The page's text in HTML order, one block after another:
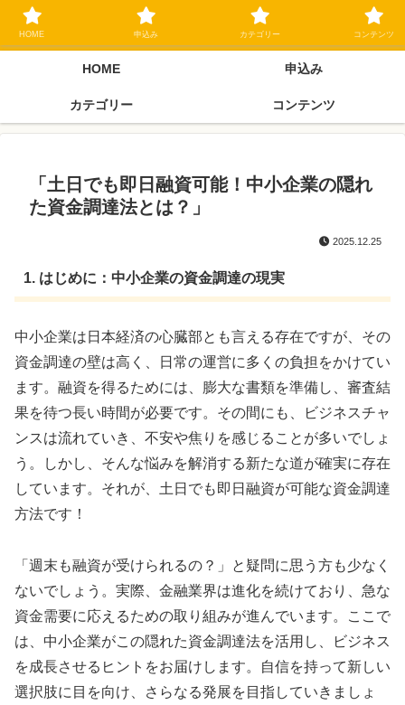
ブラックリスト長期延滞中でもOK 独自審査フリーローン 在籍確認なしの街
金クローネにご相談ください
HOME 申込み
カテゴリー コンテンツ
「土日でも即日融資可能！中小企業の隠れ
た資金調達法とは？」
2025.12.25
1. はじめに：中小企業の資金調達の現実
中小企業は日本経済の心臓部とも言える存在ですが、その
資金調達の壁は高く、日常の運営に多くの負担をかけてい
ます。融資を得るためには、膨大な書類を準備し、審査結
果を待つ長い時間が必要です。その間にも、ビジネスチャ
ンスは流れていき、不安や焦りを感じることが多いでしょ
う。しかし、そんな悩みを解消する新たな道が確実に存在
しています。それが、土日でも即日融資が可能な資金調達
方法です！
「週末も融資が受けられるの？」と疑問に思う方も少なく
ないでしょう。実際、金融業界は進化を続けており、急な
資金需要に応えるための取り組みが進んでいます。ここで
は、中小企業がこの隠れた資金調達法を活用し、ビジネス
を成長させるヒントをお届けします。自信を持って新しい
選択肢に目を向け、さらなる発展を目指していきましょ
HOME 申込み カテゴリー コンテンツ